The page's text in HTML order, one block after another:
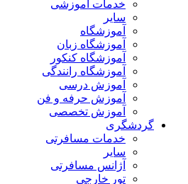
خدمات آموزشی
سایر
آموزشگاه
آموزشگاه زبان
آموزشگاه کنکور
آموزشگاه رانندگی
آموزش درسی
آموزش حرفه و فن
آموزش تخصصی
گردشگری
خدمات مسافرتی
سایر
آژانس مسافرتی
تور خارجی